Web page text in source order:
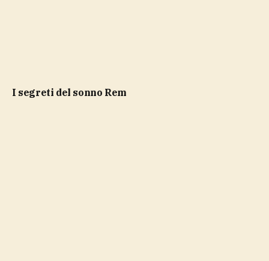
i segreti del sonno Rem